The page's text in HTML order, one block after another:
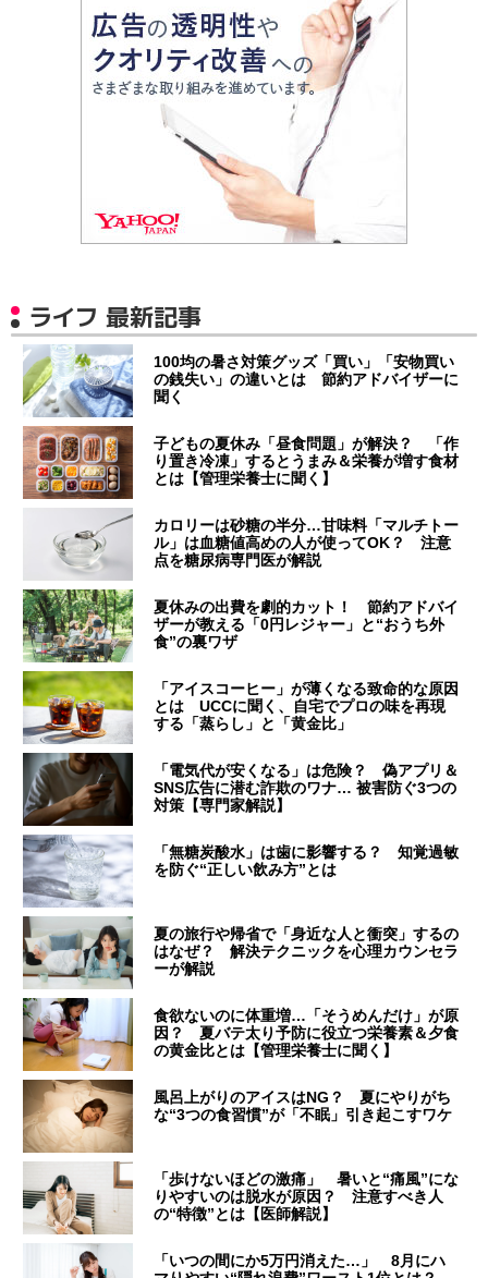
ライフ 最新記事
100均の暑さ対策グッズ「買い」「安物買い
の銭失い」の違いとは 節約アドバイザーに
聞く
子どもの夏休み「昼食問題」が解決？ 「作
り置き冷凍」するとうまみ＆栄養が増す食材
とは【管理栄養士に聞く】
カロリーは砂糖の半分…甘味料「マルチトー
ル」は血糖値高めの人が使ってOK？ 注意
点を糖尿病専門医が解説
夏休みの出費を劇的カット！ 節約アドバイ
ザーが教える「0円レジャー」と“おうち外
食”の裏ワザ
「アイスコーヒー」が薄くなる致命的な原因
とは UCCに聞く、自宅でプロの味を再現
する「蒸らし」と「黄金比」
「電気代が安くなる」は危険？ 偽アプリ＆
SNS広告に潜む詐欺のワナ… 被害防ぐ3つの
対策【専門家解説】
「無糖炭酸水」は歯に影響する？ 知覚過敏
を防ぐ“正しい飲み方”とは
夏の旅行や帰省で「身近な人と衝突」するの
はなぜ？ 解決テクニックを心理カウンセラ
ーが解説
食欲ないのに体重増…「そうめんだけ」が原
因？ 夏バテ太り予防に役立つ栄養素＆夕食
の黄金比とは【管理栄養士に聞く】
風呂上がりのアイスはNG？ 夏にやりがち
な“3つの食習慣”が「不眠」引き起こすワケ
「歩けないほどの激痛」 暑いと“痛風”にな
りやすいのは脱水が原因？ 注意すべき人
の“特徴”とは【医師解説】
「いつの間にか5万円消えた…」 8月にハ